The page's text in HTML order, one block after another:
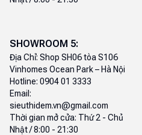
SHOWROOM 5:
Địa Chỉ: Shop SH06 tòa S106
Vinhomes Ocean Park – Hà Nội
Hotline: 0904 01 3333
Email:
sieuthidem.vn@gmail.com
Thời gian mở cửa: Thứ 2 - Chủ
Nhật / 8:00 - 21:30